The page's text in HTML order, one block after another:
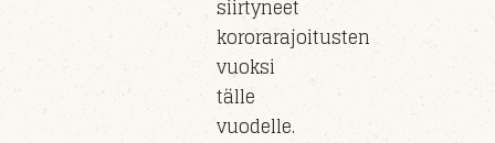
siirtyneet
kororarajoitusten
vuoksi
tälle
vuodelle.